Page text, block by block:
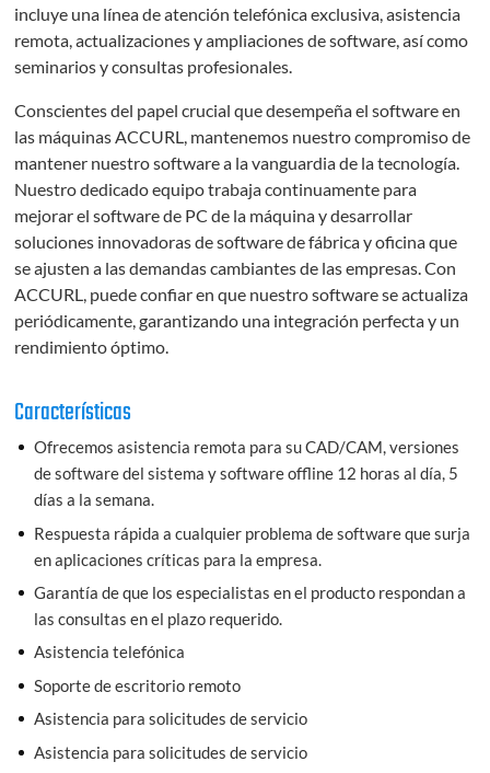
incluye una línea de atención telefónica exclusiva, asistencia
remota, actualizaciones y ampliaciones de software, así como
seminarios y consultas profesionales.
Conscientes del papel crucial que desempeña el software en
las máquinas ACCURL, mantenemos nuestro compromiso de
mantener nuestro software a la vanguardia de la tecnología.
Nuestro dedicado equipo trabaja continuamente para
mejorar el software de PC de la máquina y desarrollar
soluciones innovadoras de software de fábrica y oficina que
se ajusten a las demandas cambiantes de las empresas. Con
ACCURL, puede confiar en que nuestro software se actualiza
periódicamente, garantizando una integración perfecta y un
rendimiento óptimo.
Características
Ofrecemos asistencia remota para su CAD/CAM, versiones
de software del sistema y software offline 12 horas al día, 5
días a la semana.
Respuesta rápida a cualquier problema de software que surja
en aplicaciones críticas para la empresa.
Garantía de que los especialistas en el producto respondan a
las consultas en el plazo requerido.
Asistencia telefónica
Soporte de escritorio remoto
Asistencia para solicitudes de servicio
Asistencia para solicitudes de servicio